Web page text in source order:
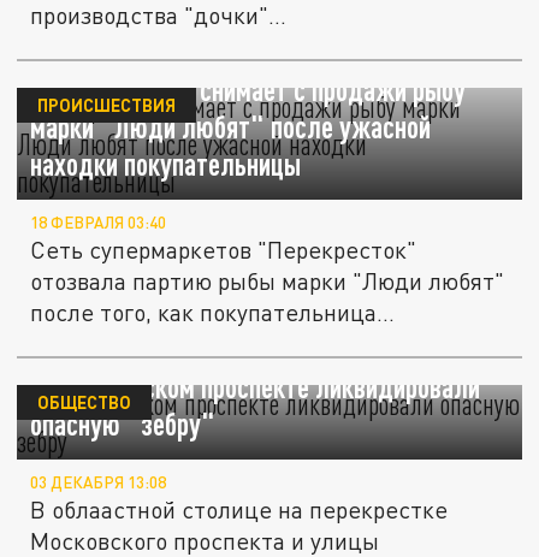
производства "дочки"...
"Перекресток" снимает с продажи рыбу
марки "Люди любят" после ужасной
находки покупательницы
ПРОИСШЕСТВИЯ
18 ФЕВРАЛЯ 03:40
Сеть супермаркетов "Перекресток"
отозвала партию рыбы марки "Люди любят"
после того, как покупательница...
На Московском проспекте ликвидировали
опасную "зебру"
ОБЩЕСТВО
03 ДЕКАБРЯ 13:08
В облаастной столице на перекрестке
Московского проспекта и улицы